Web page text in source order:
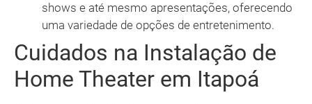
shows e até mesmo apresentações, oferecendo
uma variedade de opções de entretenimento.
Cuidados na Instalação de
Home Theater em Itapoá